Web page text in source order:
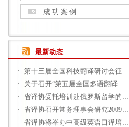
成 功 案 例
最新动态
·
第十三届全国科技翻译研讨会征…
·
关于召开“第五届全国多语翻译…
·
省译协受托培训赴俄罗斯留学的…
·
省译协召开常务理事会研究2009…
·
省译协将举办中高级英语口译培…